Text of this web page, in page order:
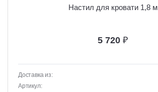
Настил для кровати 1,8 м
5 720 ₽
Доставка из:
Артикул: